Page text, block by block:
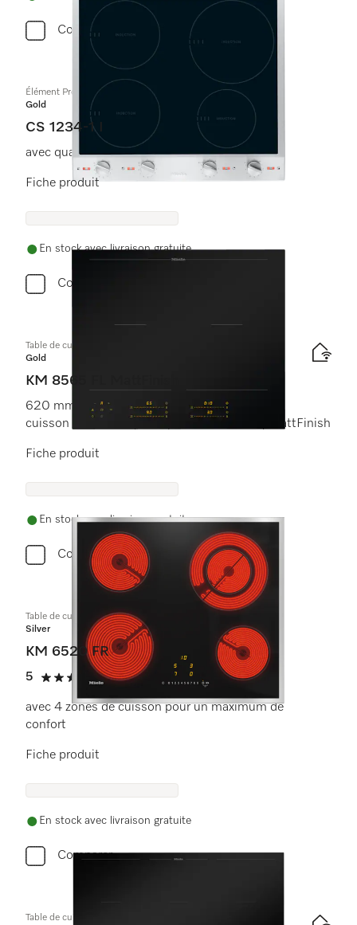
Comparer
Élément ProLine
Gold
CS 1234-1 I
avec quatre zones de cuisson à induction
Fiche produit
En stock avec livraison gratuite
Comparer
Table de cuisson à induction
Gold
KM 8565 FL MattFinish
620 mm | Zones de
cuisson PowerFlex | Compatible M Sense | MattFinish
Fiche produit
En stock avec livraison gratuite
Comparer
Table de cuisson vitrocéramique
Silver
KM 6520 FR
5
5 étoiles sur 5
(1 critique)
avec 4 zones de cuisson pour un maximum de
confort
Fiche produit
En stock avec livraison gratuite
Comparer
Table de cuisson à induction